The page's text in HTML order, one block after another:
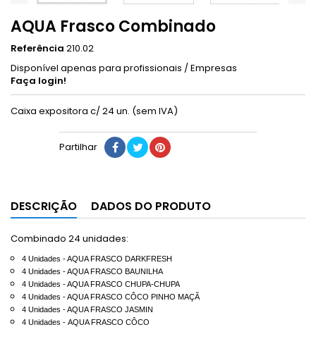
AQUA Frasco Combinado
Referência 210.02
Disponível apenas para profissionais / Empresas
Faça login!
Caixa expositora c/ 24 un. (sem IVA)
Partilhar
DESCRIÇÃO DADOS DO PRODUTO
Combinado 24 unidades:
4 Unidades -AQUA FRASCO DARKFRESH
4 Unidades -AQUA FRASCO BAUNILHA
4 Unidades -AQUA FRASCO CHUPA-CHUPA
4 Unidades -AQUA FRASCO CÔCO PINHO MAÇÃ
4 Unidades -AQUA FRASCO JASMIN
4 Unidades - AQUA FRASCO CÔCO